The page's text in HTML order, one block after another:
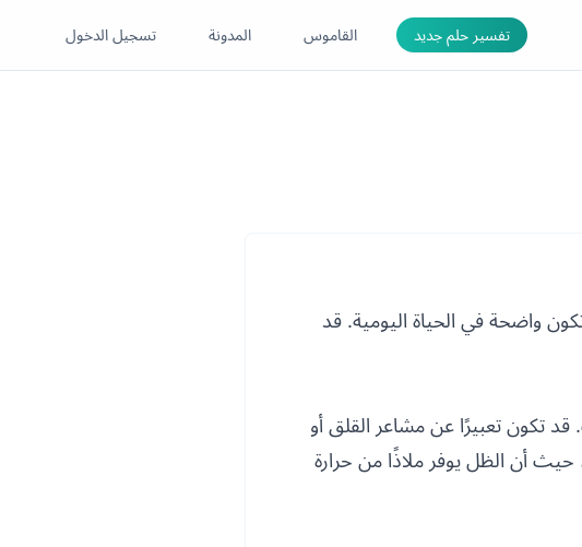
تفسير حلم جديد القاموس المدونة تسجيل الدخول
واضحة في الحياة اليومية. قد
تكون تعبيرًا عن مشاعر القلق أو
أن الظل يوفر ملاذًا من حرارة